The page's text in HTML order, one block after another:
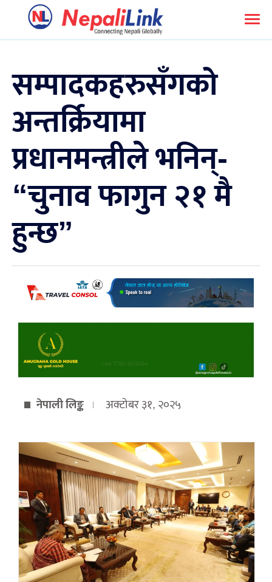
सम्पादकहरुसँगको
अन्तर्क्रियामा
प्रधानमन्त्रीले भनिन्-
“चुनाव फागुन २१ मै
हुन्छ”
नेपाली लिङ्क अक्टोबर ३१, २०२५